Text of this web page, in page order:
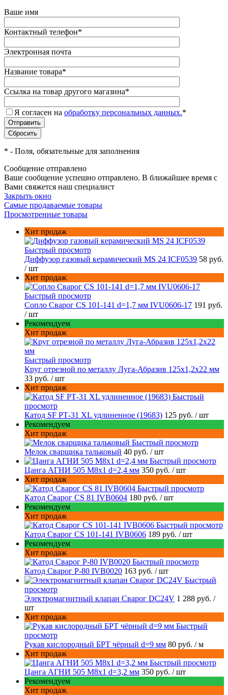
Ваше имя
Контактный телефон*
Электронная почта
Название товара*
Ссылка на товар другого магазина*
Я согласен на обработку персональных данных.*
* - Поля, обязательные для заполнения
Сообщение отправлено
Ваше сообщение успешно отправлено. В ближайшее время с
Вами свяжется наш специалист
Закрыть окно
Самые продаваемые товары
Просмотренные товары
Хит продаж
Быстрый просмотр
Диффузор газовый керамический MS 24 ICF0539 58 руб.
/ шт
Хит продаж
Быстрый просмотр
Сопло Сварог CS 101-141 d=1,7 мм IVU0606-17 191 руб.
/ шт
Рекомендуем
Хит продаж
Быстрый просмотр
Круг отрезной по металлу Луга-Абразив 125x1,2x22 мм
33 руб. / шт
Хит продаж
Быстрый
просмотр
Катод SF РТ-31 XL удлиненное (19683) 125 руб. / шт
Рекомендуем
Хит продаж
Быстрый просмотр
Мелок сварщика тальковый 40 руб. / шт
Быстрый просмотр
Цанга АГНИ 505 М8х1 d=2,4 мм 350 руб. / шт
Хит продаж
Быстрый просмотр
Катод Сварог CS 81 IVB0604 180 руб. / шт
Рекомендуем
Хит продаж
Быстрый просмотр
Катод Сварог CS 101-141 IVB0606 189 руб. / шт
Рекомендуем
Хит продаж
Быстрый просмотр
Катод Сварог P-80 IVB0020 163 руб. / шт
Быстрый
просмотр
Электромагнитный клапан Сварог DC24V 1 288 руб. /
шт
Хит продаж
Быстрый
просмотр
Рукав кислородный БРТ чёрный d=9 мм 80 руб. / м
Хит продаж
Быстрый просмотр
Цанга АГНИ 505 М8х1 d=3,2 мм 350 руб. / шт
Рекомендуем
Хит продаж